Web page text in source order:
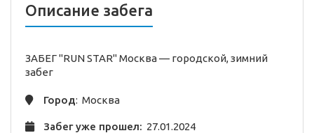
Описание забега
ЗАБЕГ "RUN STAR" Москва — городской,зимний
забег
Город: Москва
Забег уже прошел: 27.01.2024